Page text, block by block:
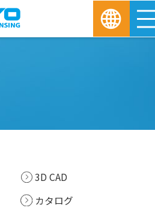
3D CAD
カタログ